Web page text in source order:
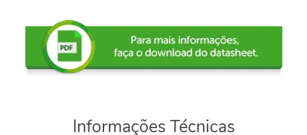
Informações Técnicas